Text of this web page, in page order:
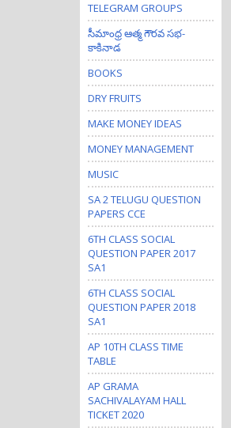
TELEGRAM GROUPS
సీమాంధ్ర ఆత్మ గౌరవ సభ-
కాకినాడ
BOOKS
DRY FRUITS
MAKE MONEY IDEAS
MONEY MANAGEMENT
MUSIC
SA 2 TELUGU QUESTION
PAPERS CCE
6TH CLASS SOCIAL
QUESTION PAPER 2017
SA1
6TH CLASS SOCIAL
QUESTION PAPER 2018
SA1
AP 10TH CLASS TIME
TABLE
AP GRAMA
SACHIVALAYAM HALL
TICKET 2020